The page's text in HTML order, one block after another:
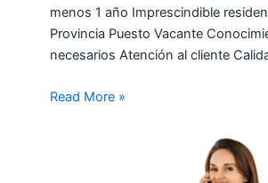
menos 1 año Imprescindible
Provincia Puesto Vacante
necesarios Atención al cliente
Read More »